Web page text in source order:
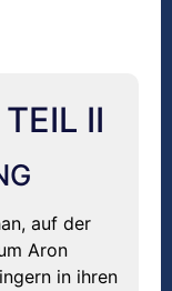
II
auf der
Aron
in ihren